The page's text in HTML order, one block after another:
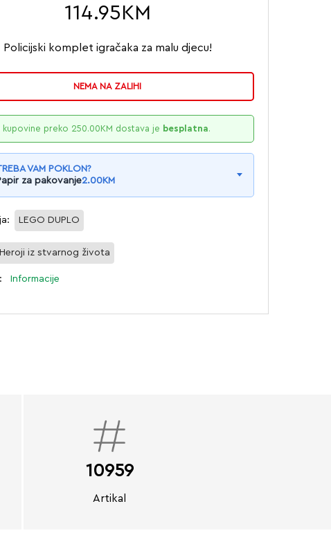
114.95 KM
Policijski komplet igračaka za malu djecu!
NEMA NA ZALIHI
kupovine preko 250.00KM dostava je besplatna.
VAM POKLON?
za pakovanje2.00KM
LEGO DUPLO
Heroji iz stvarnog života
Informacije
10959
Artikal